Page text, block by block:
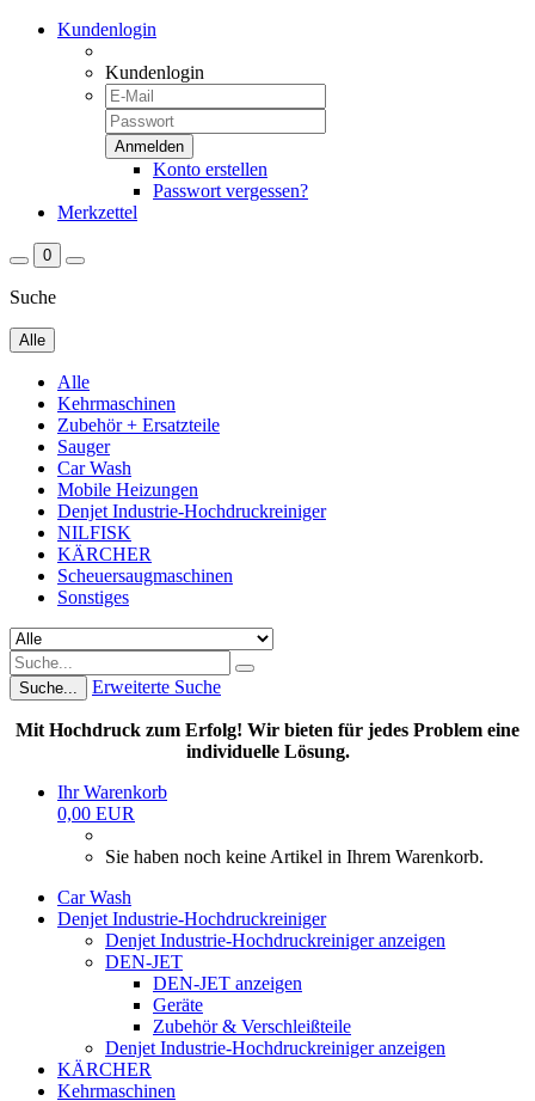
Kundenlogin
Kundenlogin
Konto erstellen
Passwort vergessen?
Merkzettel
0
Suche
Alle
Alle
Kehrmaschinen
Zubehör + Ersatzteile
Sauger
Car Wash
Mobile Heizungen
Denjet Industrie-Hochdruckreiniger
NILFISK
KÄRCHER
Scheuersaugmaschinen
Sonstiges
Suche... Erweiterte Suche
Mit Hochdruck zum Erfolg! Wir bieten für jedes Problem eine
individuelle Lösung.
Ihr Warenkorb
0,00 EUR
Sie haben noch keine Artikel in Ihrem Warenkorb.
Car Wash
Denjet Industrie-Hochdruckreiniger
Denjet Industrie-Hochdruckreiniger anzeigen
DEN-JET
DEN-JET anzeigen
Geräte
Zubehör & Verschleißteile
Denjet Industrie-Hochdruckreiniger anzeigen
KÄRCHER
Kehrmaschinen